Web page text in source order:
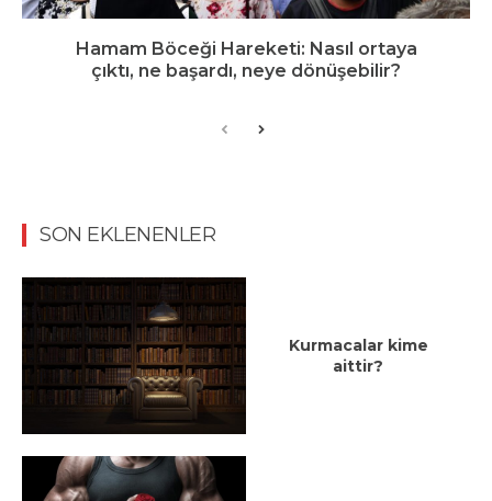
Hamam Böceği Hareketi: Nasıl ortaya
çıktı, ne başardı, neye dönüşebilir?
SON EKLENENLER
Kurmacalar kime
aittir?